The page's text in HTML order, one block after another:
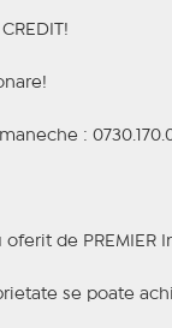
:
de PREMIER
se poate